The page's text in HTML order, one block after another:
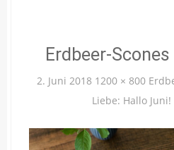
Erdbeer-
2. Juni 2018 1200 × 800
Liebe: Hallo